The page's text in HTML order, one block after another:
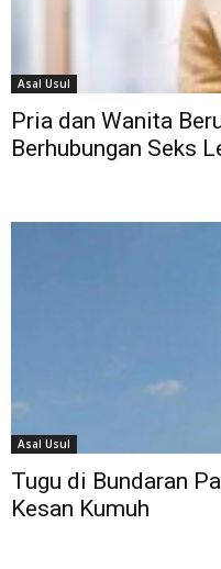
Asal Usul
Pria dan Wanita
Berhubungan Seks
Asal Usul
Tugu di Bundaran
Kesan Kumuh